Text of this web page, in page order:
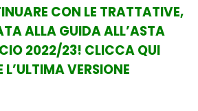
CON LE TRATTATIVE,
ALLA GUIDA ALL’ASTA
2022/23! CLICCA QUI
L’ULTIMA VERSIONE